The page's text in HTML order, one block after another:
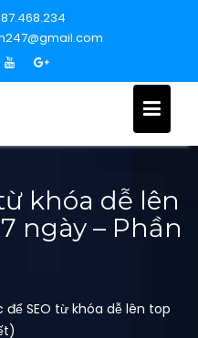
khóa dễ lên
ngày – Phần
để SEO từ khóa dễ lên top